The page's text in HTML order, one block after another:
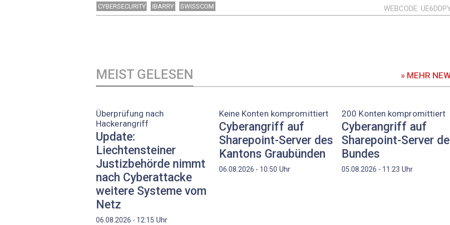
CYBERSECURITY IBARRY SWISSCOM WEBCODE
MEIST GELESEN » MEHR
Überprüfung nach
Hackerangriff
Update:
Liechtensteiner
Justizbehörde nimmt
nach Cyberattacke
weitere Systeme vom
Netz
06.08.2026 - 12:15 Uhr
Keine Konten kompromittiert
Cyberangriff auf
Sharepoint-Server des
Kantons Graubünden
06.08.2026 - 10:50 Uhr
200 Konten kompromittiert
Cyberangriff auf
Sharepoint-Server
Bundes
05.08.2026 - 11:23 Uhr